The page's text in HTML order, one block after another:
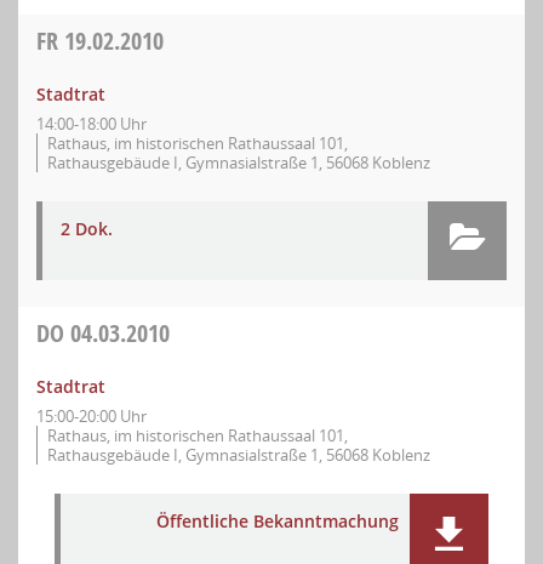
FR 19.02.2010
Stadtrat
14:00-18:00 Uhr
Rathaus, im historischen Rathaussaal 101,
Rathausgebäude I, Gymnasialstraße 1, 56068 Koblenz
2 Dok.
DO 04.03.2010
Stadtrat
15:00-20:00 Uhr
Rathaus, im historischen Rathaussaal 101,
Rathausgebäude I, Gymnasialstraße 1, 56068 Koblenz
Öffentliche Bekanntmachung